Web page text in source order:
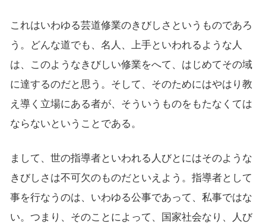
これはいわゆる芸道修業のきびしさというものであろ
う。どんな道でも、名人、上手といわれるような人
は、このようなきびしい修業をへて、はじめてその域
に達するのだと思う。そして、そのためにはやはり教
え導く立場にある者が、そういうものをもたなくては
ならないということである。
まして、世の指導者といわれる人びとにはそのような
きびしさは不可欠のものだといえよう。指導者として
事を行なうのは、いわゆる公事であって、私事ではな
い。つまり、そのことによって、国家社会なり、人び